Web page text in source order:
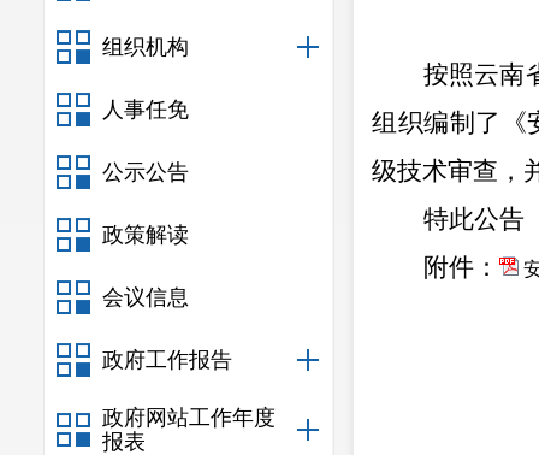
组织机构
人事任免
公示公告
政策解读
会议信息
政府工作报告
政府网站工作年度
报表
按照云南
组织编制了《
级技术审查，
特此公告
附件：